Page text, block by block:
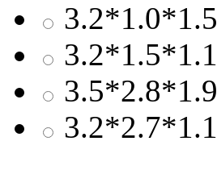
3.2*1.0*1.5
3.2*1.5*1.1
3.5*2.8*1.9
3.2*2.7*1.1